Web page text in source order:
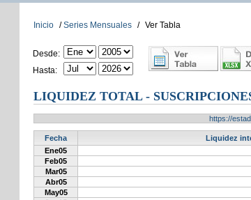
Inicio / Series Mensuales / Ver Tabla
Desde:
Hasta:
LIQUIDEZ TOTAL -
https://
Fecha
Liquidez
Ene05
Feb05
Mar05
Abr05
May05